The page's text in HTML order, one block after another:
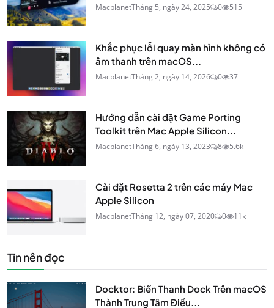
MacplanetTháng 5, ngày 24, 2025 0 515
Khắc phục lỗi quay màn hình không có
âm thanh trên macOS...
MacplanetTháng 2, ngày 14, 2026 0 37
Hướng dẫn cài đặt Game Porting
Toolkit trên Mac Apple Silicon...
MacplanetTháng 6, ngày 13, 2023 8 5.6k
Cài đặt Rosetta 2 trên các máy Mac
Apple Silicon
MacplanetTháng 12, ngày 07, 2020 0 11k
Tin nên đọc
Docktor: Biến Thanh Dock Trên macOS
Thành Trung Tâm Điều...